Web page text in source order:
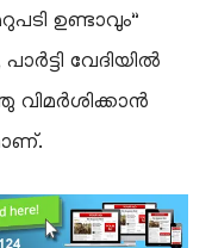
ഉണ്ടാവും”
വേദിയിൽ